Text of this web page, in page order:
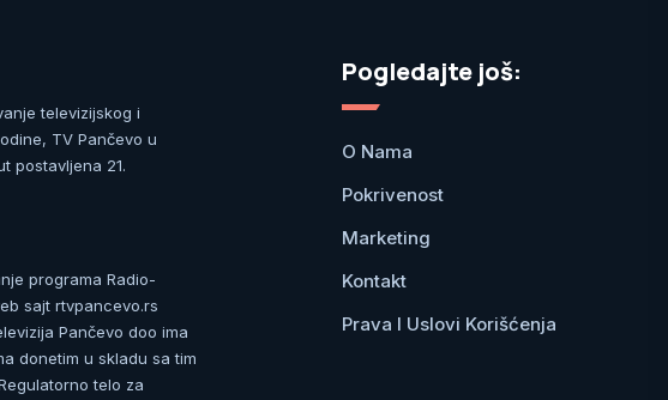
televizijskog i
TV Pančevo u
postavljena 21.
programa Radio-
sajt rtvpancevo.rs
Pančevo doo ima
donetim u skladu sa tim
telo za
Pogledajte još:
O Nama
Pokrivenost
Marketing
Kontakt
Prava I Uslovi Korišćenja